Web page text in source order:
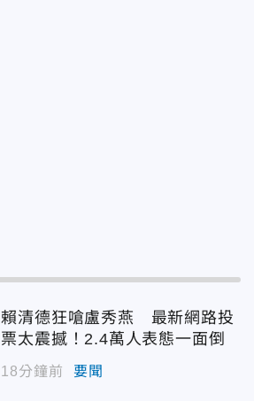
賴清德狂嗆盧秀燕 最新網路投
票太震撼！2.4萬人表態一面倒
18分鐘前 要聞